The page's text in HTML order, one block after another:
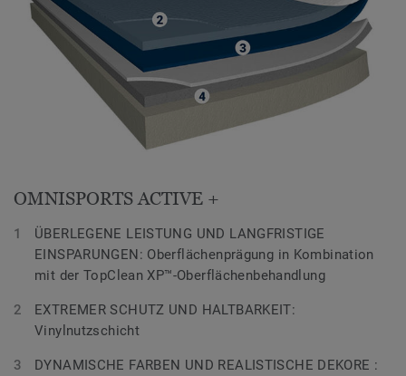
OMNISPORTS ACTIVE +
ÜBERLEGENE LEISTUNG UND LANGFRISTIGE
EINSPARUNGEN: Oberflächenprägung in Kombination
mit der TopClean XP™-Oberflächenbehandlung
EXTREMER SCHUTZ UND HALTBARKEIT:
Vinylnutzschicht
DYNAMISCHE FARBEN UND REALISTISCHE DEKORE :